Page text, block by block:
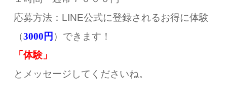
応募方法：LINE公式に登録されるお得に体験
（3000円 ）できます！
「体験」
とメッセージしてくださいね。